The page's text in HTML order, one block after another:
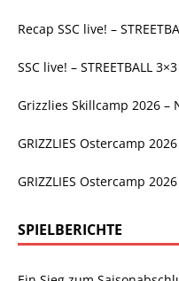
Recap SSC live! –
SSC live! – STREETBALL 3×3
Grizzlies Skillcamp 2026 –
GRIZZLIES Ostercamp
GRIZZLIES Ostercamp
SPIELBERICHTE